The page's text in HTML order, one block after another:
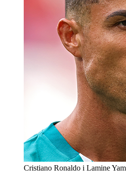
Cristiano Ronaldo i Lamine